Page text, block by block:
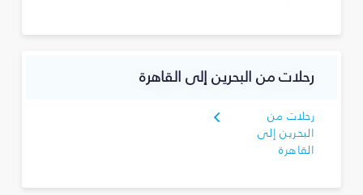
رحلات من البحرين إلى القاهرة
رحلات من
البحرين إلى
القاهرة